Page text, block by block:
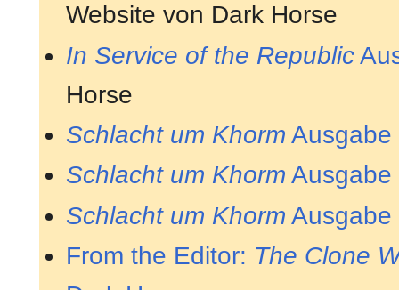
Website von Dark Horse
In Service of the Republic
Horse
Schlacht um Khorm Ausgabe
Schlacht um Khorm Ausgabe
Schlacht um Khorm Ausgabe
From the Editor: The Clone